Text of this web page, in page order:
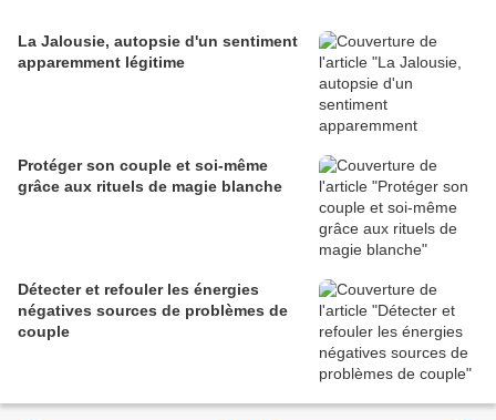
La Jalousie, autopsie d'un sentiment
apparemment légitime
Protéger son couple et soi-même
grâce aux rituels de magie blanche
Détecter et refouler les énergies
négatives sources de problèmes de
couple